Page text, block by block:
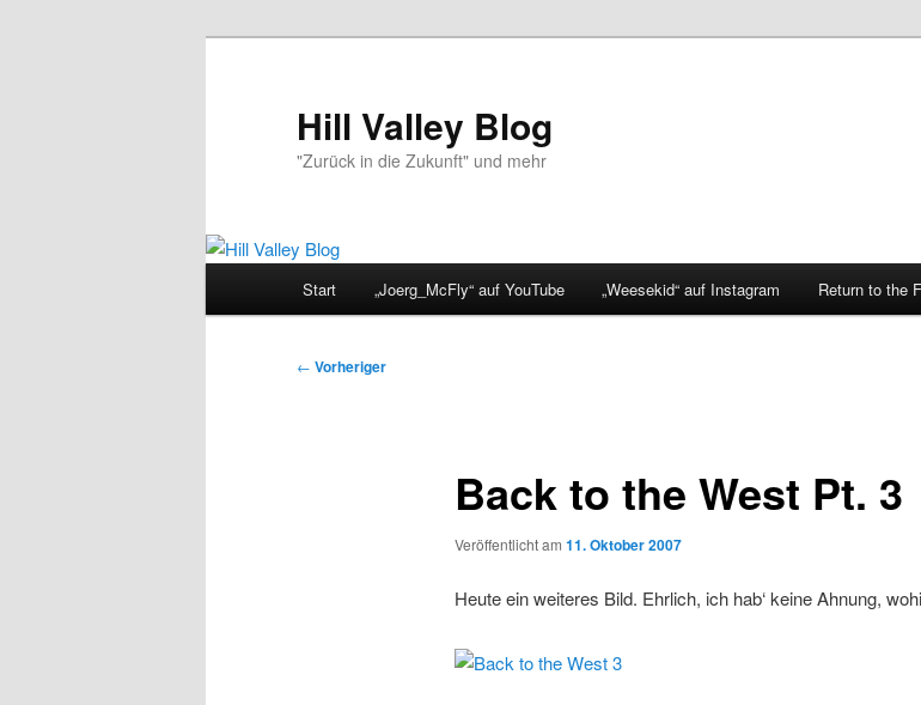
Hill Valley Blog
"Zurück in die Zukunft" und mehr
Start „Joerg_McFly“ auf YouTube „Weesekid“ auf Instagram Return to the
Beitragsnavigation
← Vorheriger
Back to the West Pt. 3
Veröffentlicht am 11. Oktober 2007
Heute ein weiteres Bild. Ehrlich, ich hab‘ keine Ahnung,